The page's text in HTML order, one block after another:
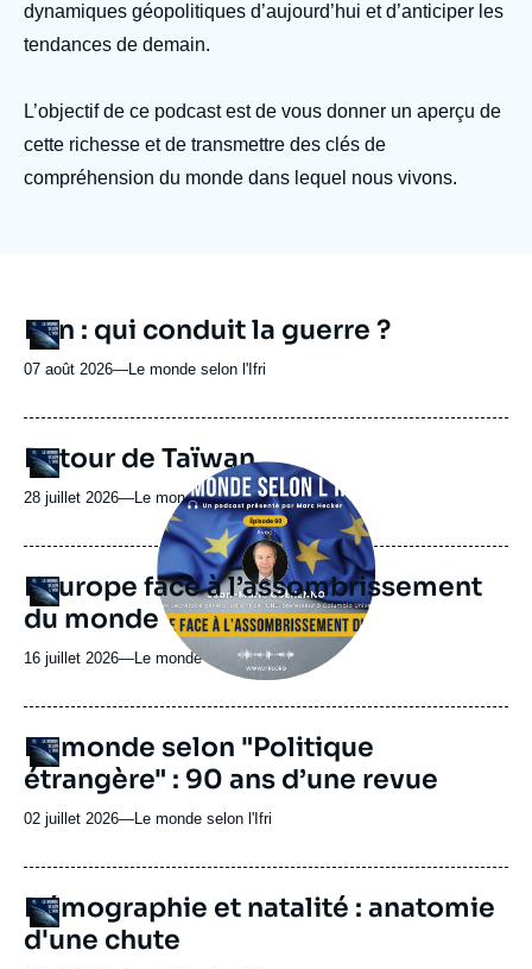
Nous soutenir
dynamiques géopolitiques d’aujourd’hui et d’anticiper les
tendances de demain.
L’objectif de ce podcast est de vous donner un aperçu de
cette richesse et de transmettre des clés de
compréhension du monde dans lequel nous vivons.
Logo
URL
de
Spotify
Iran : qui conduit la guerre ?
07 août 2026—Nom
journal,
ou
émission
Le monde selon l'Ifri
Logo
URL
de
Spotify
Retour de Taïwan
28 juillet 2026—Nom
journal,
revue
ou
émission
Le monde selon l'Ifri
Logo
Image
principale
médiatique
L’Europe face à l’assombrissement
du monde
16 juillet 2026—Nom
journal,
ou
émission
Le monde selon l'Ifri
Logo
URL
de
Spotify
Le monde selon "Politique
étrangère" : 90 ans d’une revue
02 juillet 2026—Nom
journal,
ou
émission
Le monde selon l'Ifri
Logo
URL
de
Spotify
Démographie et natalité : anatomie
d'une chute